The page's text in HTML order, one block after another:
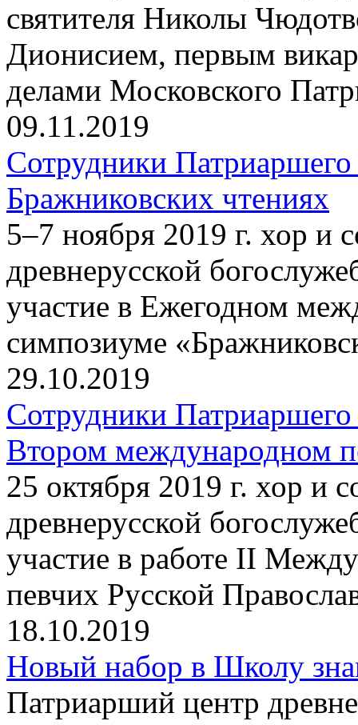
святителя Николы
Дионисием, первым
делами Московского
09.11.2019
Сотрудники
Бражниковских чтениях
5–7 ноября 2019 г. хор и
древнерусской
участие в Ежегодном
симпозиуме
29.10.2019
Сотрудники
Втором международном
25 октября 2019 г. хор и
древнерусской
участие в работе II
певчих Русской
18.10.2019
Новый набор в Школу
Патриарший центр